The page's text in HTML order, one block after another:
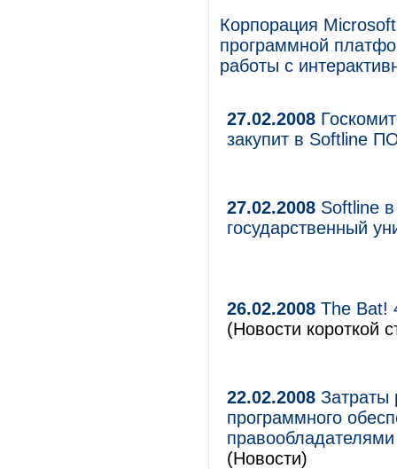
Корпорация
программной
работы с
27.02.2008
закупит в Softline
27.02.2008 Softline
государственный
26.02.2008 The Bat!
(Новости короткой
22.02.2008 Затраты
программного
(Новости)